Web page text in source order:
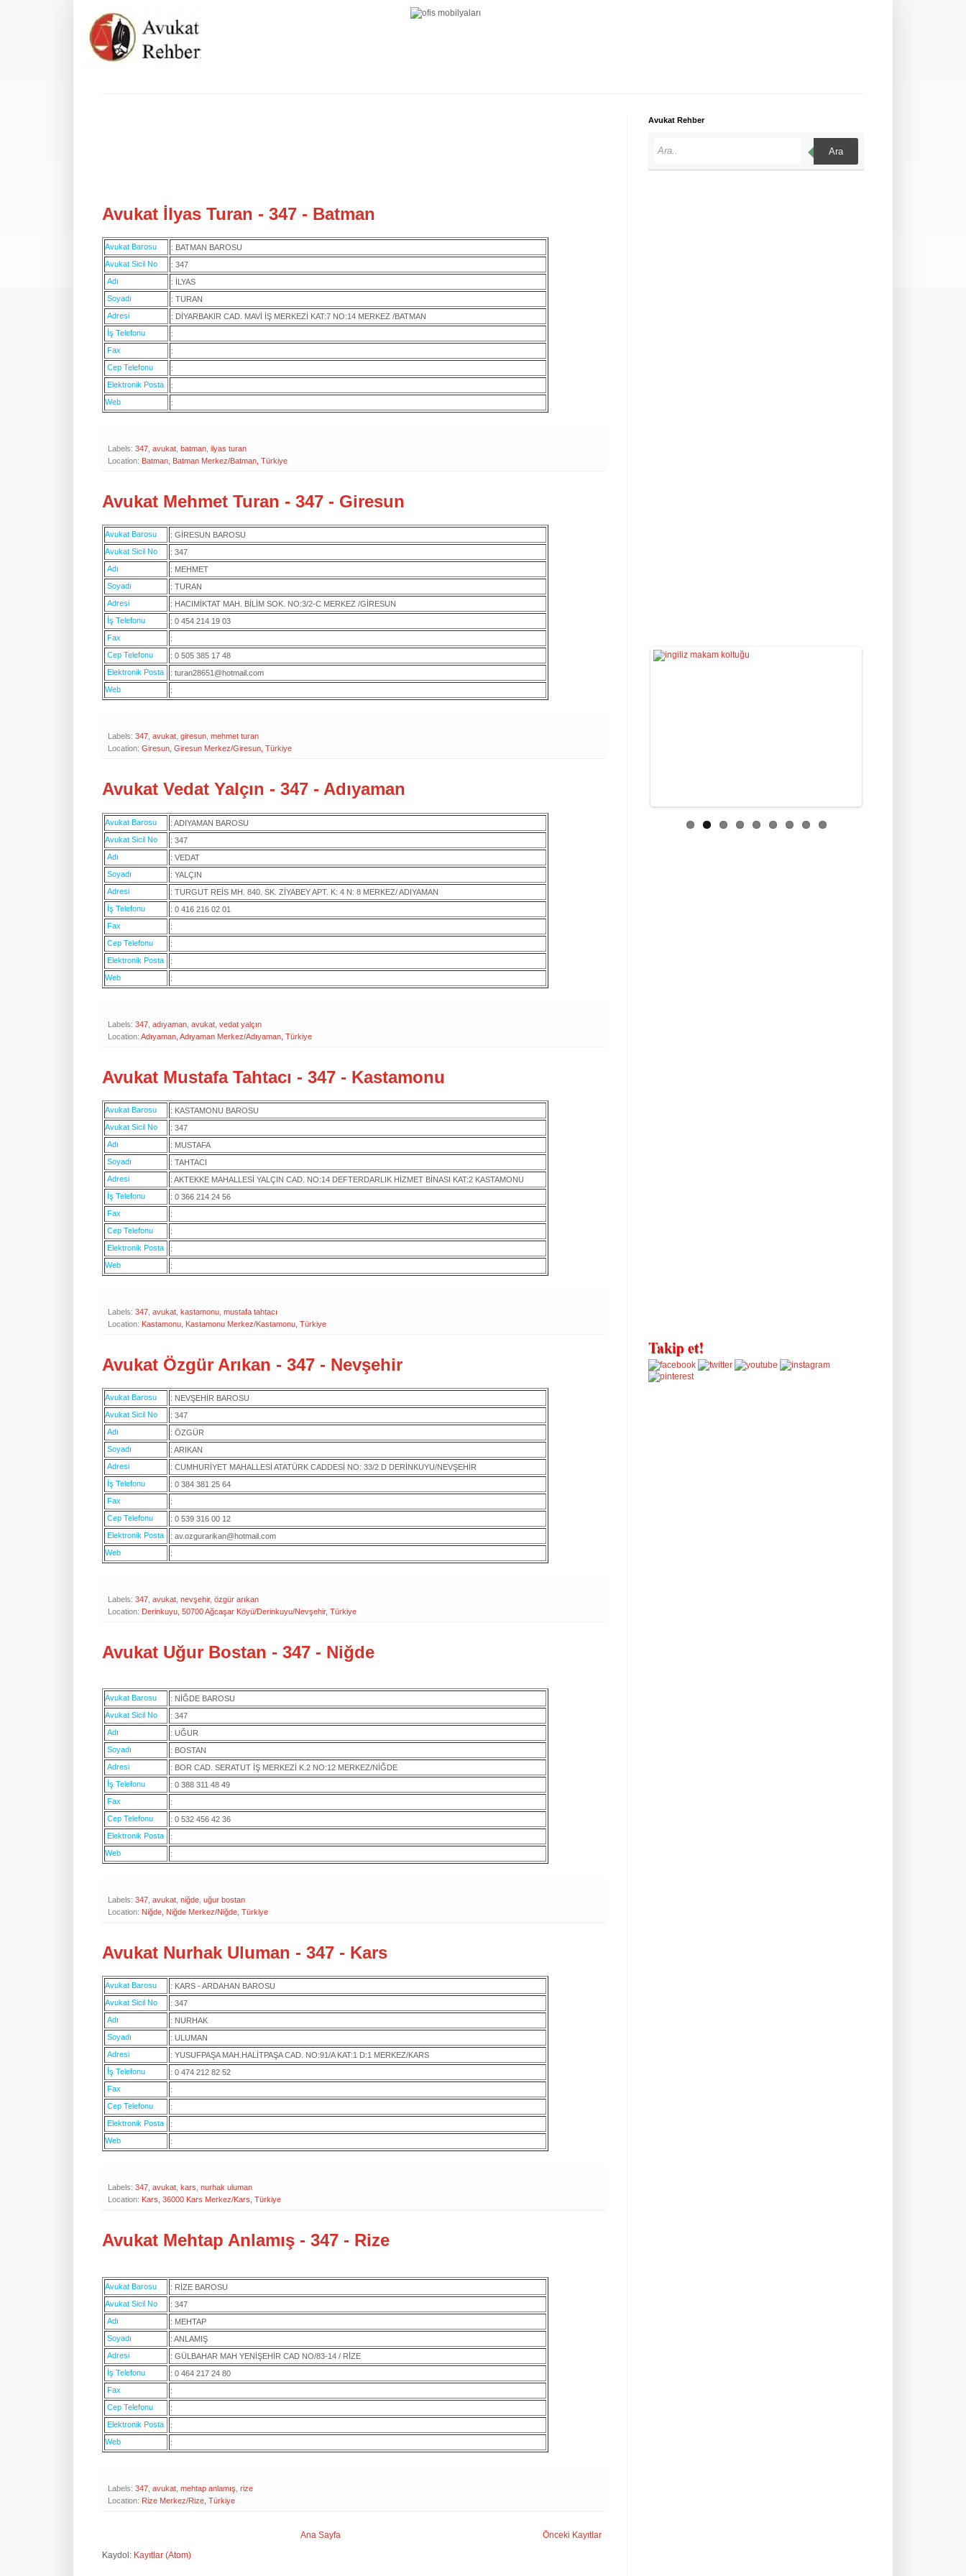
Avukat İlyas Turan - 347 - Batman
Avukat Barosu
: BATMAN BAROSU
Avukat Sicil No
: 347
Adı
: İLYAS
Soyadı
: TURAN
Adresi
: DİYARBAKIR CAD. MAVİ İŞ MERKEZİ KAT:7 NO:14 MERKEZ /BATMAN
İş Telefonu
:
Fax
:
Cep Telefonu
:
Elektronik Posta
:
Web
:
Labels: 347 avukat batman ilyas turan
Location: Batman, Batman Merkez/Batman, Türkiye
Avukat Mehmet Turan - 347 - Giresun
Avukat Barosu
: GİRESUN BAROSU
Avukat Sicil No
: 347
Adı
: MEHMET
Soyadı
: TURAN
Adresi
: HACIMİKTAT MAH. BİLİM SOK. NO:3/2-C MERKEZ /GİRESUN
İş Telefonu
: 0 454 214 19 03
Fax
:
Cep Telefonu
: 0 505 385 17 48
Elektronik Posta
: turan28651@hotmail.com
Web
:
Labels: 347 avukat giresun mehmet turan
Location: Giresun, Giresun Merkez/Giresun, Türkiye
Avukat Vedat Yalçın - 347 - Adıyaman
Avukat Barosu
: ADIYAMAN BAROSU
Avukat Sicil No
: 347
Adı
: VEDAT
Soyadı
: YALÇIN
Adresi
: TURGUT REİS MH. 840. SK. ZİYABEY APT. K: 4 N: 8 MERKEZ/ ADIYAMAN
İş Telefonu
: 0 416 216 02 01
Fax
:
Cep Telefonu
:
Elektronik Posta
:
Web
:
Labels: 347 adıyaman avukat vedat yalçın
Location: Adıyaman, Adıyaman Merkez/Adıyaman, Türkiye
Avukat Mustafa Tahtacı - 347 - Kastamonu
Avukat Barosu
: KASTAMONU BAROSU
Avukat Sicil No
: 347
Adı
: MUSTAFA
Soyadı
: TAHTACI
Adresi
: AKTEKKE MAHALLESİ YALÇIN CAD. NO:14 DEFTERDARLIK HİZMET BİNASI KAT:2 KASTAMONU
İş Telefonu
: 0 366 214 24 56
Fax
:
Cep Telefonu
:
Elektronik Posta
:
Web
:
Labels: 347 avukat kastamonu mustafa tahtacı
Location: Kastamonu, Kastamonu Merkez/Kastamonu, Türkiye
Avukat Özgür Arıkan - 347 - Nevşehir
Avukat Barosu
: NEVŞEHİR BAROSU
Avukat Sicil No
: 347
Adı
: ÖZGÜR
Soyadı
: ARIKAN
Adresi
: CUMHURİYET MAHALLESİ ATATÜRK CADDESİ NO: 33/2 D DERİNKUYU/NEVŞEHİR
İş Telefonu
: 0 384 381 25 64
Fax
:
Cep Telefonu
: 0 539 316 00 12
Elektronik Posta
: av.ozgurarikan@hotmail.com
Web
:
Labels: 347 avukat nevşehir, özgür arıkan
Location: Derinkuyu, 50700 Ağcaşar Köyü/Derinkuyu/Nevşehir, Türkiye
Avukat Uğur Bostan - 347 - Niğde
Avukat Barosu
: NİĞDE BAROSU
Avukat Sicil No
: 347
Adı
: UĞUR
Soyadı
: BOSTAN
Adresi
: BOR CAD. SERATUT İŞ MERKEZİ K.2 NO:12 MERKEZ/NİĞDE
İş Telefonu
: 0 388 311 48 49
Fax
:
Cep Telefonu
: 0 532 456 42 36
Elektronik Posta
:
Web
:
Labels: 347 avukat niğde uğur bostan
Location: Niğde, Niğde Merkez/Niğde, Türkiye
Avukat Nurhak Uluman - 347 - Kars
Avukat Barosu
: KARS - ARDAHAN BAROSU
Avukat Sicil No
: 347
Adı
: NURHAK
Soyadı
: ULUMAN
Adresi
: YUSUFPAŞA MAH.HALİTPAŞA CAD. NO:91/A KAT:1 D:1 MERKEZ/KARS
İş Telefonu
: 0 474 212 82 52
Fax
:
Cep Telefonu
:
Elektronik Posta
:
Web
:
Labels: 347 avukat kars nurhak uluman
Location: Kars, 36000 Kars Merkez/Kars, Türkiye
Avukat Mehtap Anlamış - 347 - Rize
Avukat Barosu
: RİZE BAROSU
Avukat Sicil No
: 347
Adı
: MEHTAP
Soyadı
: ANLAMIŞ
Adresi
: GÜLBAHAR MAH YENİŞEHİR CAD NO/83-14 / RİZE
İş Telefonu
: 0 464 217 24 80
Fax
:
Cep Telefonu
:
Elektronik Posta
:
Web
:
Labels: 347 avukat mehtap anlamış rize
Location: Rize Merkez/Rize, Türkiye
Önceki Kayıtlar
Ana Sayfa
Kaydol: Kayıtlar (Atom)
Avukat Rehber
Ara